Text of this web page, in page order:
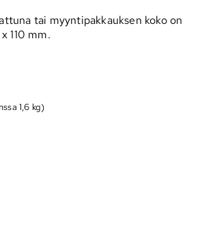
tai myyntipakkauksen koko on
110 mm.
1,6 kg)